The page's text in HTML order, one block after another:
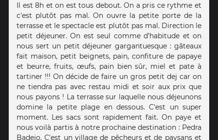
Il est 8h et on est tous debout. On a pris ce rythme et
c'est plutôt pas mal. On ouvre la petite porte de la
terrasse et le spectacle est plutôt pas mal. Direction le
petit déjeuner. On est seul comme d’habitude et on
nous sert un petit déjeuner gargantuesque : gâteaux
fait maison, petit beignets, pain, confiture de papaye
et beurre, fruits, œufs, pain bien sûr, miel et pate à
tartiner !!! On décide de faire un gros petit dej car on
ne tiendra pas avec restau midi et soir aux prix que
nous payons ! La terrasse sur laquelle nous déjeunons
domine la petite plage en dessous. C'est un super
moment. Les sacs sont rapidement fait. On paye et
nous voilà partis à notre prochaine destination : Pedra
Badejo. C'est un village de pêcheurs et de paysans et